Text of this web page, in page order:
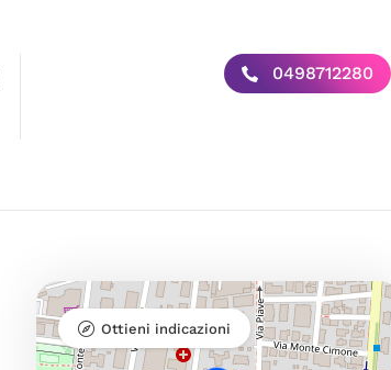
0498712280
Ottieni indicazioni